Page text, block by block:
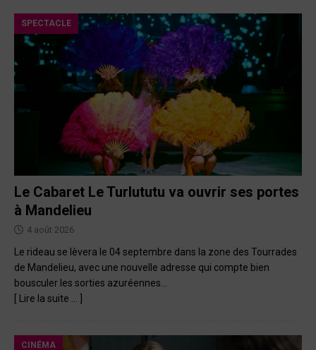
SPECTACLE
Le Cabaret Le Turlututu va ouvrir ses portes
à Mandelieu
4 août 2026
Le rideau se lèvera le 04 septembre dans la zone des Tourrades
de Mandelieu, avec une nouvelle adresse qui compte bien
bousculer les sorties azuréennes…
[ Lire la suite … ]
CINÉMA